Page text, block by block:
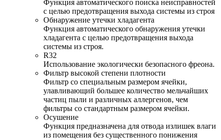
Функция автоматического поиска неисправностей
с целью предотвращения выхода системы из строя
Обнаружение утечки хладагента
Функция автоматического обнаружения утечки
хладагента с целью предотвращения выхода
системы из строя.
R32
Использование экологически безопасного фреона.
Фильтр высокой степени плотности
Фильтр со специальным размером ячейки,
улавливающий большее количество мельчайших
частиц пыли и различных аллергенов, чем
фильтры со стандартным размером ячейки.
Осушение
Функция предназначена для отвода излишек влаги
из помещения без существенного понижения